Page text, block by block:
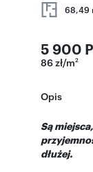
68,49
5 900
86 zł/m2
Opis
Są
dłużej.